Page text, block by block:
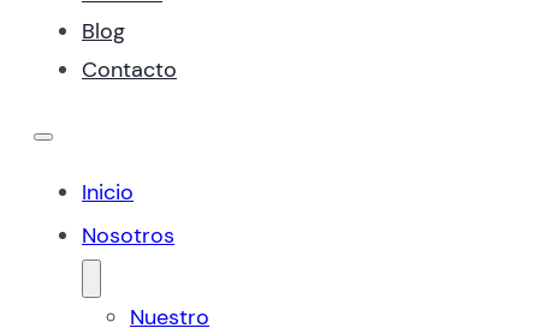
Blog
Contacto
Inicio
Nosotros
Nuestro